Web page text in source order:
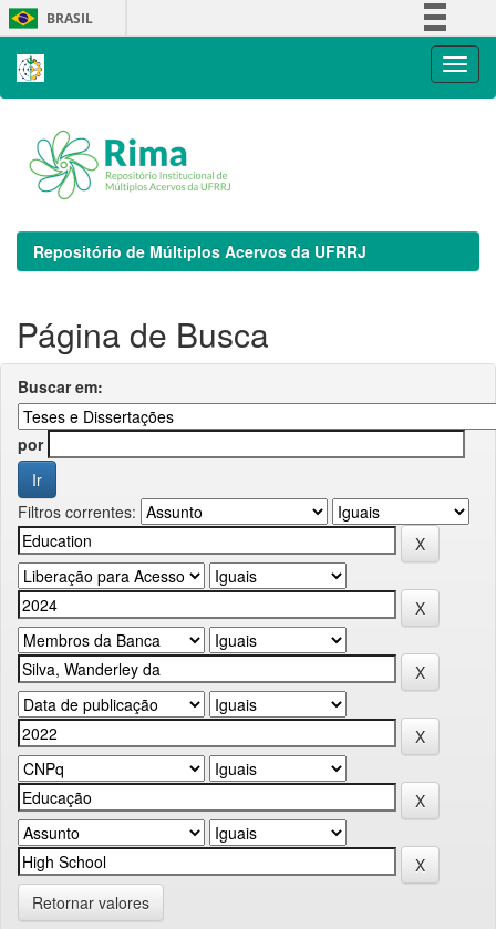
Skip
navigation
BRASIL
Repositório de Múltiplos Acervos da UFRRJ
Página de Busca
Buscar em:
por
Filtros correntes:
Retornar valores